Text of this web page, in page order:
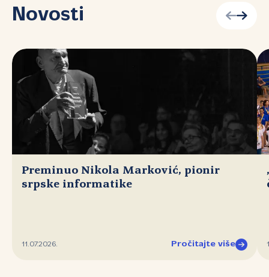
Novosti
Preminuo Nikola Marković, pionir
srpske informatike
11.07.2026. Pročitajte više